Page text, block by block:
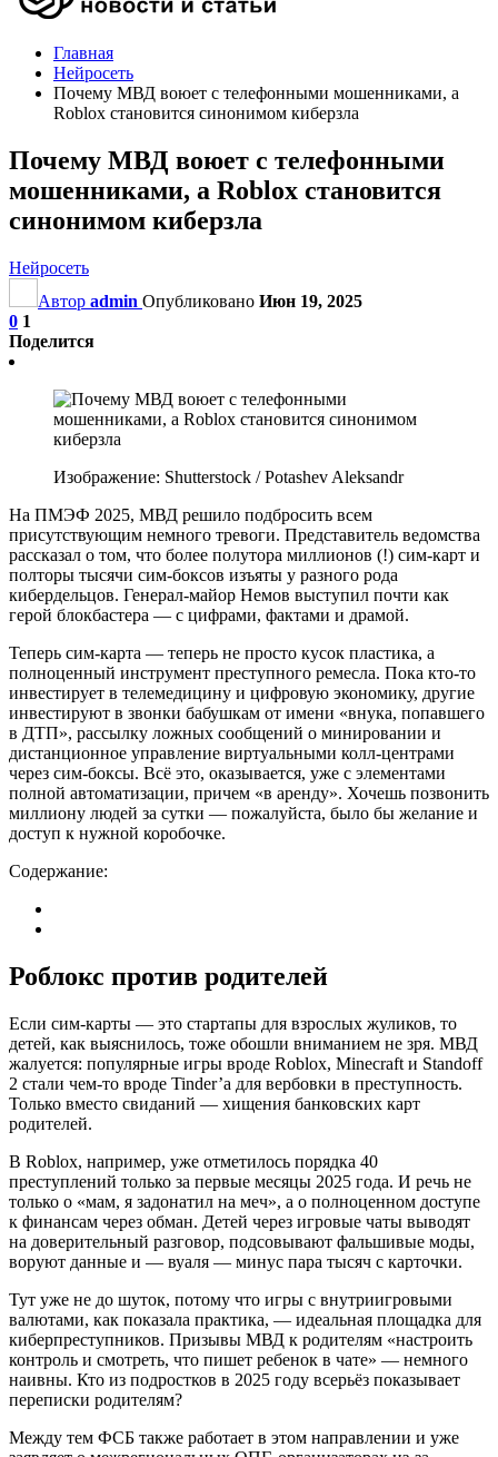
Главная
Нейросеть
Почему МВД воюет с телефонными мошенниками, а
Roblox становится синонимом киберзла
Почему МВД воюет с телефонными
мошенниками, а Roblox становится
синонимом киберзла
Нейросеть
Автор admin Опубликовано Июн 19, 2025
0 1
Поделится
Изображение: Shutterstock / Potashev Aleksandr
На ПМЭФ 2025, МВД решило подбросить всем
присутствующим немного тревоги. Представитель ведомства
рассказал о том, что более полутора миллионов (!) сим-карт и
полторы тысячи сим-боксов изъяты у разного рода
кибердельцов. Генерал-майор Немов выступил почти как
герой блокбастера — с цифрами, фактами и драмой.
Теперь сим-карта — теперь не просто кусок пластика, а
полноценный инструмент преступного ремесла. Пока кто-то
инвестирует в телемедицину и цифровую экономику, другие
инвестируют в звонки бабушкам от имени «внука, попавшего
в ДТП», рассылку ложных сообщений о минировании и
дистанционное управление виртуальными колл-центрами
через сим-боксы. Всё это, оказывается, уже с элементами
полной автоматизации, причем «в аренду». Хочешь позвонить
миллиону людей за сутки — пожалуйста, было бы желание и
доступ к нужной коробочке.
Содержание:
Роблокс против родителей
Если сим-карты — это стартапы для взрослых жуликов, то
детей, как выяснилось, тоже обошли вниманием не зря. МВД
жалуется: популярные игры вроде Roblox, Minecraft и Standoff
2 стали чем-то вроде Tinder’а для вербовки в преступность.
Только вместо свиданий — хищения банковских карт
родителей.
В Roblox, например, уже отметилось порядка 40
преступлений только за первые месяцы 2025 года. И речь не
только о «мам, я задонатил на меч», а о полноценном доступе
к финансам через обман. Детей через игровые чаты выводят
на доверительный разговор, подсовывают фальшивые моды,
воруют данные и — вуаля — минус пара тысяч с карточки.
Тут уже не до шуток, потому что игры с внутриигровыми
валютами, как показала практика, — идеальная площадка для
киберпреступников. Призывы МВД к родителям «настроить
контроль и смотреть, что пишет ребенок в чате» — немного
наивны. Кто из подростков в 2025 году всерьёз показывает
переписки родителям?
Между тем ФСБ также работает в этом направлении и уже